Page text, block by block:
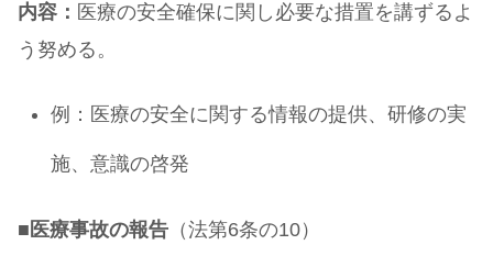
内容： 医療の安全確保に関し必要な措置を講ずるよ
う努める。
例：医療の安全に関する情報の提供、研修の実
施、意識の啓発
■ 医療事故の報告 （法第6条の10）